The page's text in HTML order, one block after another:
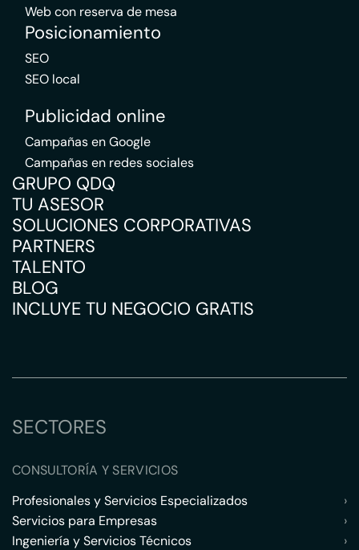
Web con reserva de mesa
Posicionamiento
SEO
SEO local
Publicidad online
Campañas en Google
Campañas en redes sociales
GRUPO QDQ
TU ASESOR
SOLUCIONES CORPORATIVAS
PARTNERS
TALENTO
BLOG
INCLUYE TU NEGOCIO GRATIS
SECTORES
CONSULTORÍA Y SERVICIOS
Profesionales y Servicios Especializados
›
Servicios para Empresas
›
Ingeniería y Servicios Técnicos
›